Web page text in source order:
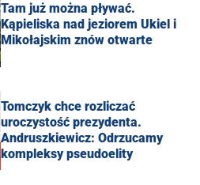
Tam już można pływać.
Kąpieliska nad jeziorem Ukiel i
Mikołajskim znów otwarte
Tomczyk chce rozliczać
uroczystość prezydenta.
Andruszkiewicz: Odrzucamy
kompleksy pseudoelity